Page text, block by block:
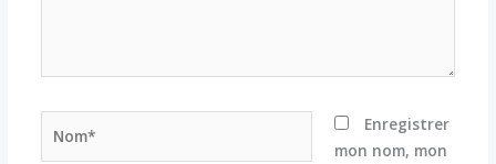
Enregistrer
mon nom, mon